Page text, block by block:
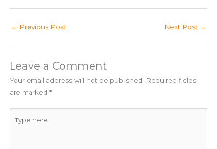
← Previous Post Next Post →
Leave a Comment
Your email address will not be published.
Required fields
are marked *
here..